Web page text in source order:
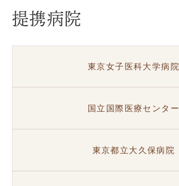
提携病院
東京女子医科大学病院
国立国際医療センター
東京都立大久保病院